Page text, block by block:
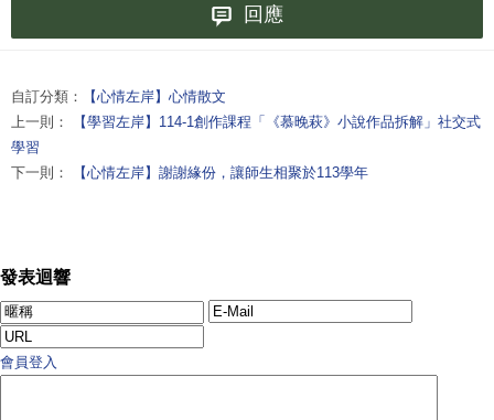
回應
自訂分類：
【心情左岸】心情散文
上一則：
【學習左岸】114-1創作課程「《慕晚萩》小說作品拆解」社交式
學習
下一則：
【心情左岸】謝謝緣份，讓師生相聚於113學年
發表迴響
會員登入